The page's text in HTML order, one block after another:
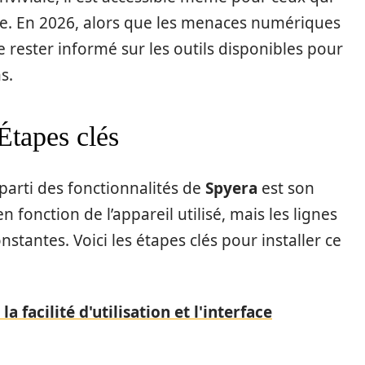
En 2026, alors que les menaces numériques
rester informé sur les outils disponibles pour
clés
des fonctionnalités de Spyera est son
fonction de l’appareil utilisé, mais les lignes
Voici les étapes clés pour installer ce
la facilité d'utilisation et l'interface